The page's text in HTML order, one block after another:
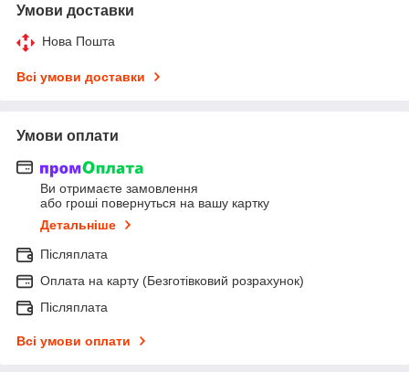
Умови доставки
Нова Пошта
Всі умови доставки
Умови оплати
Ви отримаєте замовлення
або гроші повернуться на вашу картку
Детальніше
Післяплата
Оплата на карту (Безготівковий розрахунок)
Післяплата
Всі умови оплати